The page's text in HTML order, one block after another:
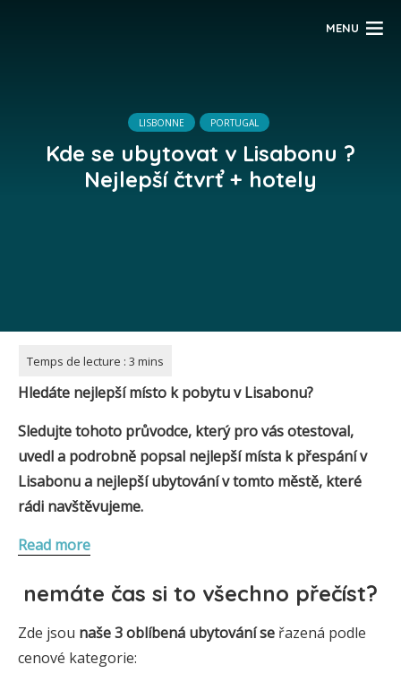
MENU
LISBONNE PORTUGAL
Kde se ubytovat v Lisabonu ?
Nejlepší čtvrť + hotely
Hledáte nejlepší místo k pobytu v Lisabonu?
Sledujte tohoto průvodce, který pro vás otestoval,
uvedl a podrobně popsal nejlepší místa k přespání v
Lisabonu a nejlepší ubytování v tomto městě, které
rádi navštěvujeme.
Read more
nemáte čas si to všechno přečíst?
Zde jsou naše 3oblíbená ubytování se řazená podle
cenové kategorie: